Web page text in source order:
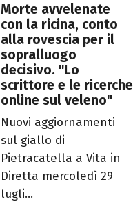
Morte avvelenate
con la ricina, conto
alla rovescia per il
sopralluogo
decisivo. "Lo
scrittore e le ricerche
online sul veleno"
Nuovi aggiornamenti
sul giallo di
Pietracatella a Vita in
Diretta mercoledì 29
lugli...